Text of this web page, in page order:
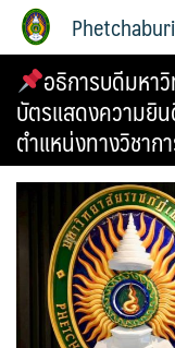
อธิการบดีมหา
บัตรแสดงความยิ
ตำแหน่งทางวิชา